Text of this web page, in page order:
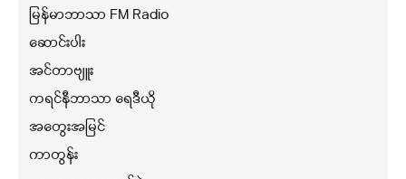
မြန်မာဘာသာ FM Radio
ဆောင်းပါး
အင်တာဗျူး
ကရင်နီဘာသာ ရေဒီယို
အတွေးအမြင်
ကာတွန်း